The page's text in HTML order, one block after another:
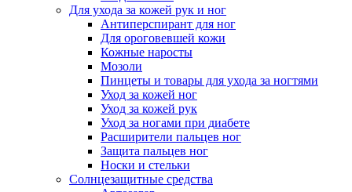
Для ухода за кожей рук и ног
Антиперспирант для ног
Для ороговевшей кожи
Кожные наросты
Мозоли
Пинцеты и товары для ухода за ногтями
Уход за кожей ног
Уход за кожей рук
Уход за ногами при диабете
Расширители пальцев ног
Защита пальцев ног
Носки и стельки
Солнцезащитные средства